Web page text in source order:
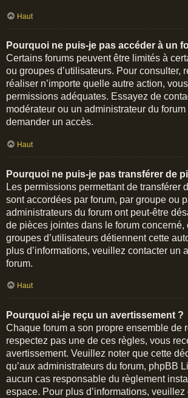
Haut
Pourquoi ne puis-je pas accéder à un
Certains forums peuvent être limités à
ou groupes d’utilisateurs. Pour consulter,
réaliser n’importe quelle autre action,
permissions adéquates. Essayez de
modérateur ou un administrateur du
demander un accès.
Haut
Pourquoi ne puis-je pas transférer de
Les permissions permettant de transférer
sont accordées par forum, par groupe ou
administrateurs du forum ont peut-être
de pièces jointes dans le forum concerné,
groupes d’utilisateurs détiennent cette
plus d’informations, veuillez contacter un
forum.
Haut
Pourquoi ai-je reçu un avertissement ?
Chaque forum a son propre ensemble de
respectez pas une de ces règles, vous
avertissement. Veuillez noter que cette
qu’aux administrateurs du forum, phpBB
aucun cas responsable du règlement
espace. Pour plus d’informations, veuillez